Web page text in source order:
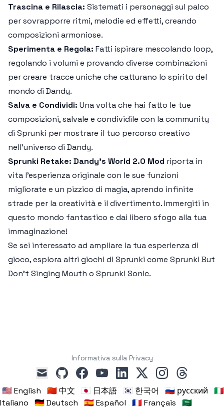
Trascina e Rilascia: Sistemati i personaggi sul palco
per sovrapporre ritmi, melodie ed effetti, creando
composizioni armoniose.
Sperimenta e Regola: Fatti ispirare mescolando loop,
regolando i volumi e provando diverse combinazioni
per creare tracce uniche che catturano lo spirito del
mondo di Dandy.
Salva e Condividi: Una volta che hai fatto le tue
composizioni, salvale e condividile con la community
di Sprunki per mostrare il tuo percorso creativo
nell'universo di Dandy.
Sprunki Retake: Dandy’s World 2.0 Mod riporta in
vita l'esperienza originale con le sue funzioni
migliorate e un pizzico di magia, aprendo infinite
strade per la creatività e il divertimento. Immergiti in
questo mondo fantastico e dai libero sfogo alla tua
immaginazione!
Se sei interessato ad ampliare la tua esperienza di
gioco, esplora altri giochi di Sprunki come Sprunki But
Don’t Singing Mouth o Sprunki Sonic.
Informativa sulla Privacy
mail
githubfacebookyoutubelinkedin
x instagramthreads
🇺🇸 English 🇨🇳 中文 🇯🇵 日本語 🇰🇷 한국어 🇷🇺 русский
🇮🇹
Italiano
🇩🇪 Deutsch 🇪🇸 Español 🇫🇷 Français
🇸🇦